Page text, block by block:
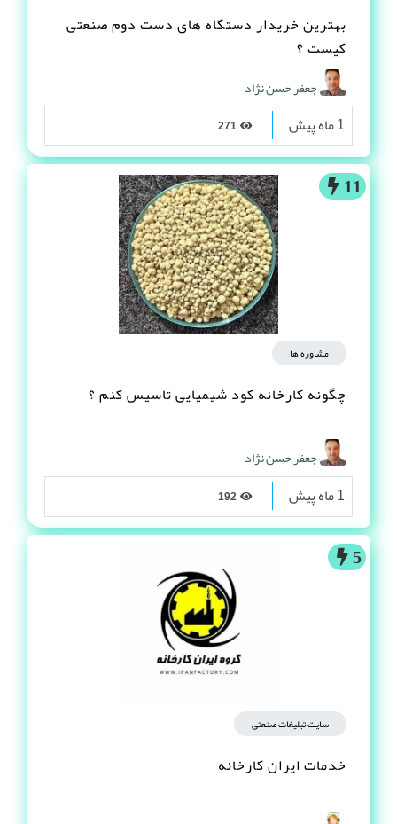
بهترین خریدار دستگاه های دست دوم صنعتی
کیست ؟
جعفر حسن نژاد
1 ماه پیش
11
مشاوره ها
چگونه کارخانه کود شیمیایی تاسیس کنم ؟
جعفر حسن نژاد
1 ماه پیش
5
سایت تبلیغات صنعتی
خدمات ایران کارخانه